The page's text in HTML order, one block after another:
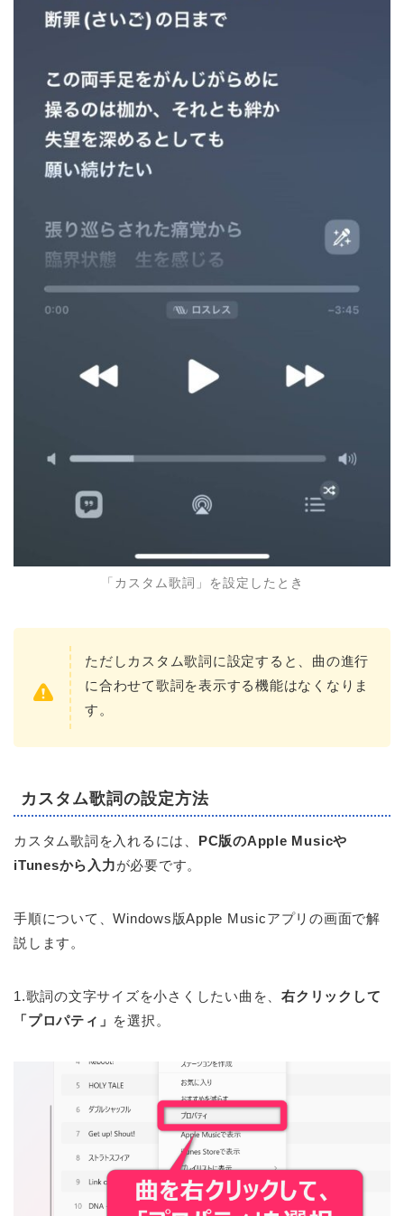
「カスタム歌詞」を設定したとき
ただしカスタム歌詞に設定すると、曲の進行
に合わせて歌詞を表示する機能はなくなりま
す。
カスタム歌詞の設定方法
カスタム歌詞を入れるには、 PC版のApple Musicや
iTunesから入力が必要です。
手順について、Windows版Apple Musicアプリの画面で解
説します。
1.歌詞の文字サイズを小さくしたい曲を、右クリックして
「プロパティ」 を選択。